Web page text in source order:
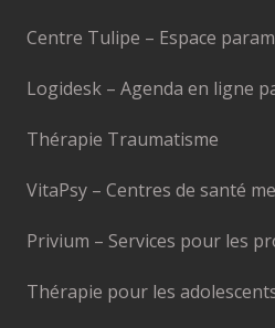
Centre Tulipe – Espace
Logidesk – Agenda en ligne
Thérapie Traumatisme
VitaPsy – Centres de santé
Privium – Services pour les
Thérapie pour les